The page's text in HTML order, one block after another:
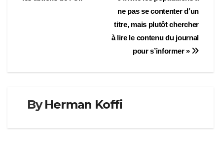
ne pas se contenter d’un
titre, mais plutôt chercher
à lire le contenu du journal
pour s’informer »
ByHerman Koffi